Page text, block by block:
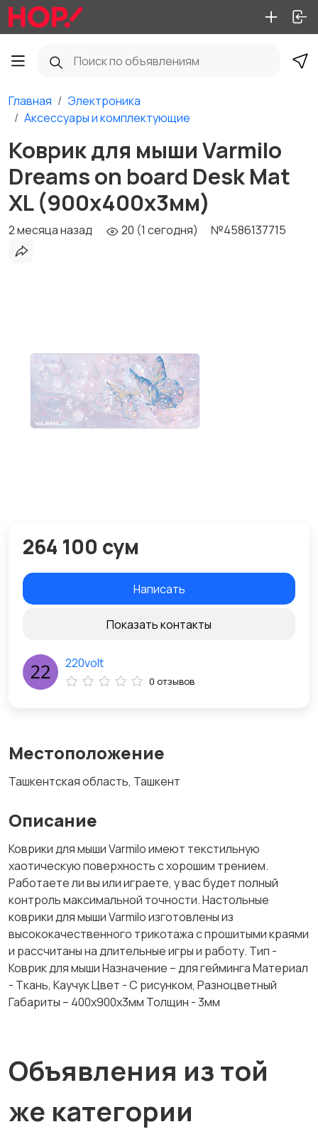
Главная
Электроника
Аксессуары и комплектующие
Коврик для мыши Varmilo
Dreams on board Desk Mat
XL (900х400х3мм)
2 месяца назад 20 (1 сегодня) №4586137715
Местоположение
Ташкентская область, Ташкент
Описание
Коврики для мыши Varmilo имеют текстильную
хаотическую поверхность с хорошим трением.
Работаете ли вы или играете, у вас будет полный
контроль максимальной точности. Настольные
коврики для мыши Varmilo изготовлены из
высококачественного трикотажа с прошитыми краями
и рассчитаны на длительные игры и работу. Тип -
Коврик для мыши Назначение – для гейминга Материал
- Ткань, Каучук Цвет - С рисунком, Разноцветный
Габариты – 400x900х3мм Толщин - 3мм
264 100 сум
Написать
Показать контакты
220volt
0 отзывов
Объявления из той
же категории